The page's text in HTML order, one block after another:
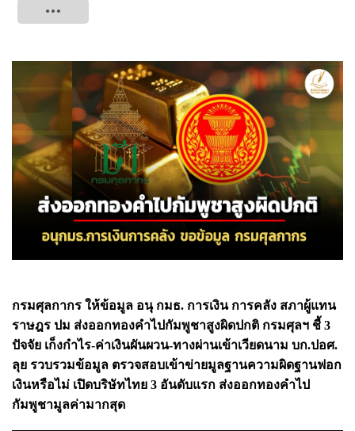
กรมศุลกากร ให้ข้อมูล อนุ กมธ. การเงิน การคลัง สภาผู้แทน
ราษฎร ปม ส่งออกทองคำไปกัมพูชาสูงผิดปกติ กรมศุลฯ ชี้ 3
ปัจจัย เก็งกำไร-ค่าเงินผันผวน-ทางผ่านเข้าเวียดนาม บก.ปอศ.
ลุย รวบรวมข้อมูล ตรวจสอบเข้าข่ายมูลฐานความผิดฐานฟอก
เงินหรือไม่ เปิดบริษัทไทย 3 อันดับแรก ส่งออกทองคำไป
กัมพูชามูลค่ามากสุด